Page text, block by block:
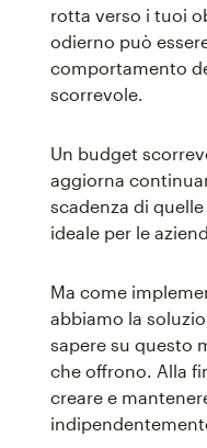
rotta verso i tuoi
odierno può
comportamento
scorrevole.
Un budget
aggiorna
scadenza di
ideale per le
Ma come
abbiamo la
sapere su questo
che offrono. Alla
creare e